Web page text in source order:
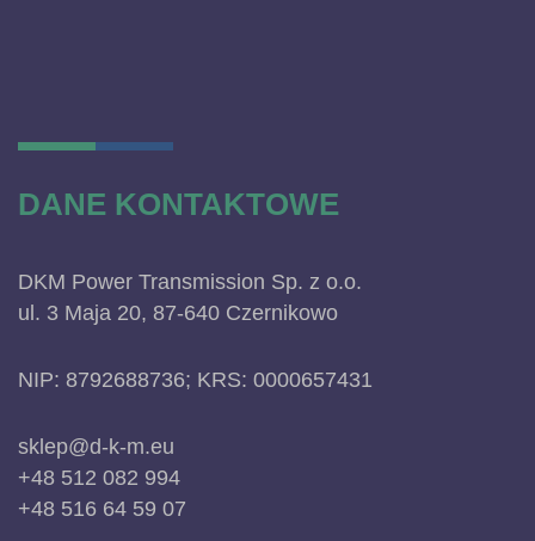
DANE KONTAKTOWE
DKM Power Transmission Sp. z o.o.
ul. 3 Maja 20, 87-640 Czernikowo
NIP: 8792688736; KRS: 0000657431
sklep@d-k-m.eu
+48 512 082 994
+48 516 64 59 07